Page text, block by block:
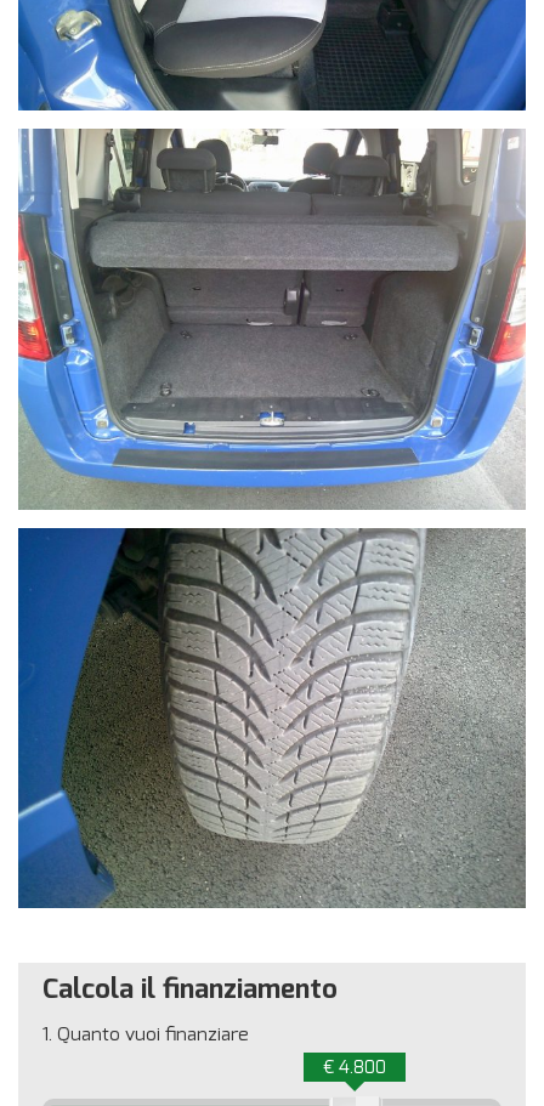
Calcola il finanziamento
1. Quanto vuoi finanziare
€ 4.800